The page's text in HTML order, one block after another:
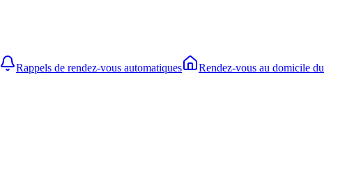
Rappels de rendez-vous automatiques
Rendez-vous au domicile du